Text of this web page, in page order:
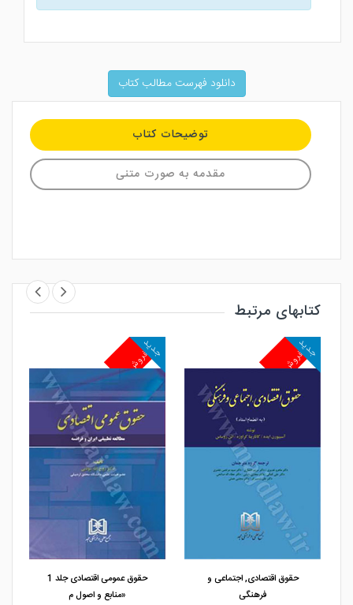
دانلود فهرست مطالب کتاب
توضیحات کتاب
مقدمه به صورت متنی
کتابهای مرتبط
مشاهده و خرید
پرفروش
جدید
مشاهده و خرید
حقوق اقتصادی, اجتماعی و
فرهنگی
پرفروش
جدید
حقوق عمومی اقتصادی جلد 1
«منابع و اصول م